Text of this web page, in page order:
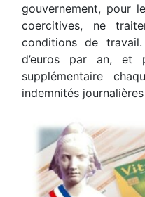
gouvernement, pour
coercitives, ne
conditions de
d’euros par an, et
supplémentaire
indemnités journalières